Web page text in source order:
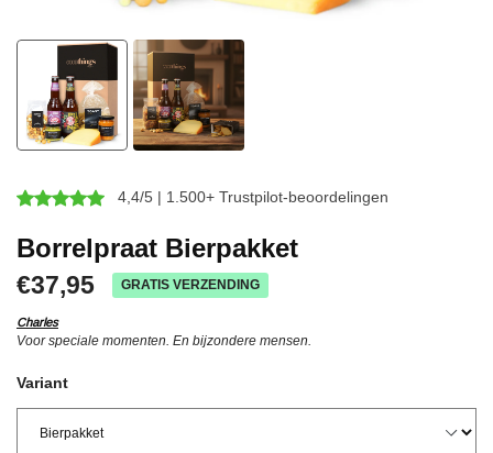
4,4/5 | 1.500+ Trustpilot-beoordelingen
Borrelpraat Bierpakket
€37,95 GRATIS VERZENDING
Charles
Voor speciale momenten. En bijzondere mensen.
Variant